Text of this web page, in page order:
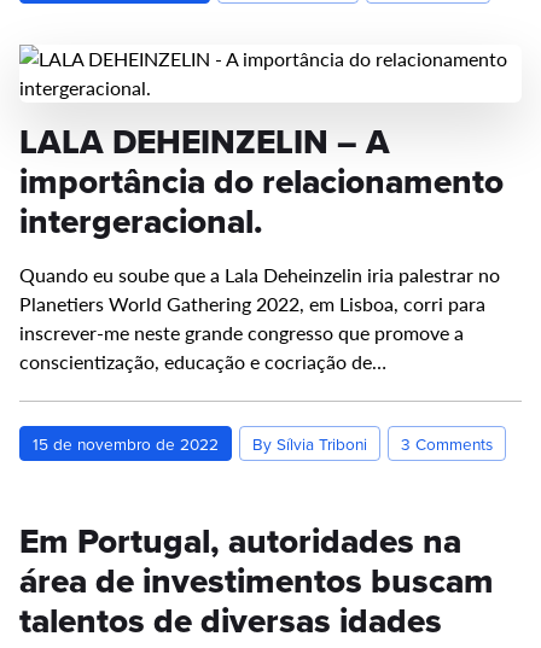
LALA DEHEINZELIN – A
importância do relacionamento
intergeracional.
Quando eu soube que a Lala Deheinzelin iria palestrar no
Planetiers World Gathering 2022, em Lisboa, corri para
inscrever-me neste grande congresso que promove a
conscientização, educação e cocriação de…
15 de novembro de 2022 By Sílvia Triboni 3 Comments
Em Portugal, autoridades na
área de investimentos buscam
talentos de diversas idades